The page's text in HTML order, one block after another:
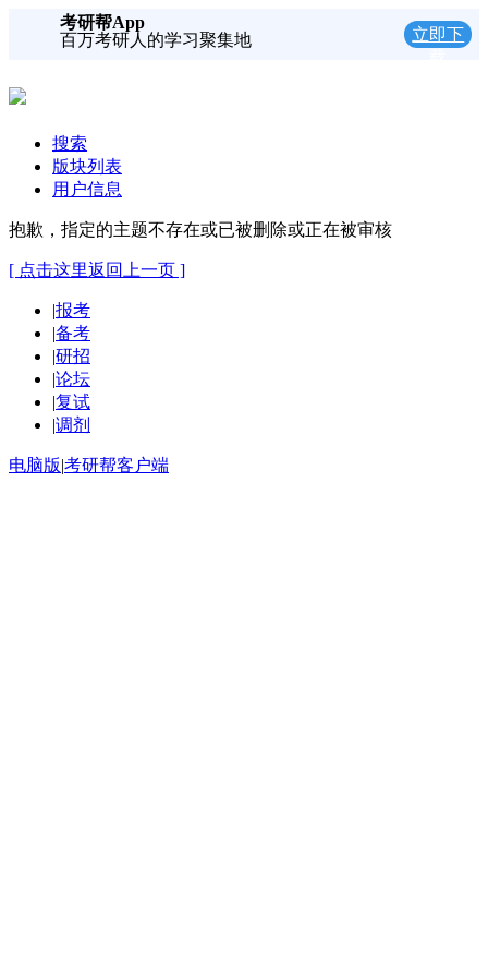
考研帮App
百万考研人的学习聚集地
立即下
搜索
版块列表
用户信息
抱歉，指定的主题不存在或已被删除或正在被审核
[ 点击这里返回上一页 ]
|报考
|备考
|研招
|论坛
|复试
|调剂
电脑版|考研帮客户端